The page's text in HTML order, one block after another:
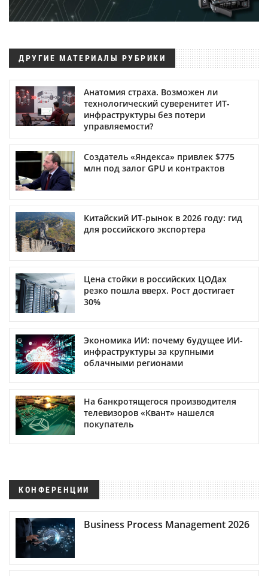
ДРУГИЕ МАТЕРИАЛЫ РУБРИКИ
Анатомия страха. Возможен ли
технологический суверенитет ИТ-
инфраструктуры без потери
управляемости?
Создатель «Яндекса» привлек $775
млн под залог GPU и контрактов
Китайский ИТ-рынок в 2026 году: гид
для российского экспортера
Цена стойки в российских ЦОДах
резко пошла вверх. Рост достигает
30%
Экономика ИИ: почему будущее ИИ-
инфраструктуры за крупными
облачными регионами
На банкротящегося производителя
телевизоров «Квант» нашелся
покупатель
КОНФЕРЕНЦИИ
Business Process Management 2026